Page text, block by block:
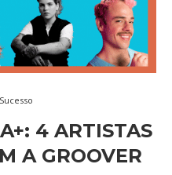
4 ARTISTAS
A GROOVER